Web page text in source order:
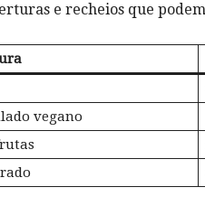
e recheios que⁢
​vegano